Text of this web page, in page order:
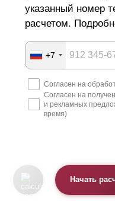
указанный номер
расчетом.
+7
Согласен на
Согласен на
и рекламных
время)
Начать